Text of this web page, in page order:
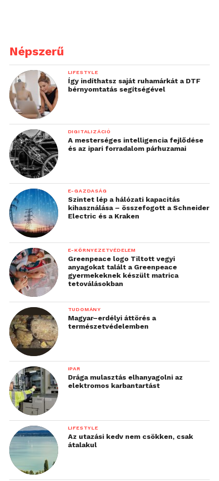
Népszerű
LIFESTYLE
Így indíthatsz saját ruhamárkát a DTF
bérnyomtatás segítségével
DIGITALIZÁCIÓ
A mesterséges intelligencia fejlődése
és az ipari forradalom párhuzamai
E-GAZDASÁG
Szintet lép a hálózati kapacitás
kihasználása – összefogott a Schneider
Electric és a Kraken
E-KÖRNYEZETVÉDELEM
Greenpeace logo Tiltott vegyi
anyagokat talált a Greenpeace
gyermekeknek készült matrica
tetoválásokban
TUDOMÁNY
Magyar–erdélyi áttörés a
természetvédelemben
IPAR
Drága mulasztás elhanyagolni az
elektromos karbantartást
LIFESTYLE
Az utazási kedv nem csökken, csak
átalakul